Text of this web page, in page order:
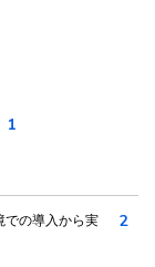
1
での導入から実
2